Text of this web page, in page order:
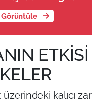
Görüntüle
ETKİSİ
kalıcı